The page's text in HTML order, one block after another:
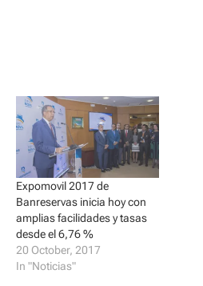
Expomovil 2017 de
Banreservas inicia hoy con
amplias facilidades y tasas
desde el 6,76 %
20 October, 2017
In "Noticias"